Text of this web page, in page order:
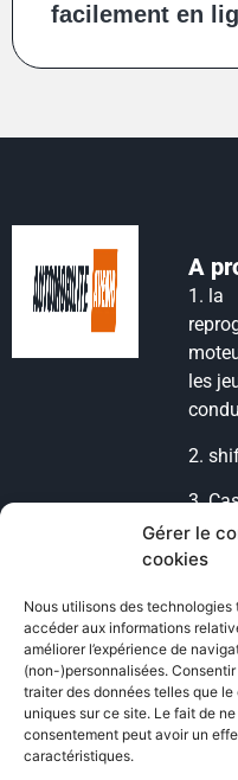
Gérer le
cookies
Nous utilisons des
accéder aux informations
améliorer l’expérience de
(non-)personnalisées.
traiter des données telles que
uniques sur ce site. Le fait de
consentement peut avoir un
caractéristiques.
facilement en
A
1. la
les
2.
3.
lyon
77
5.
6.